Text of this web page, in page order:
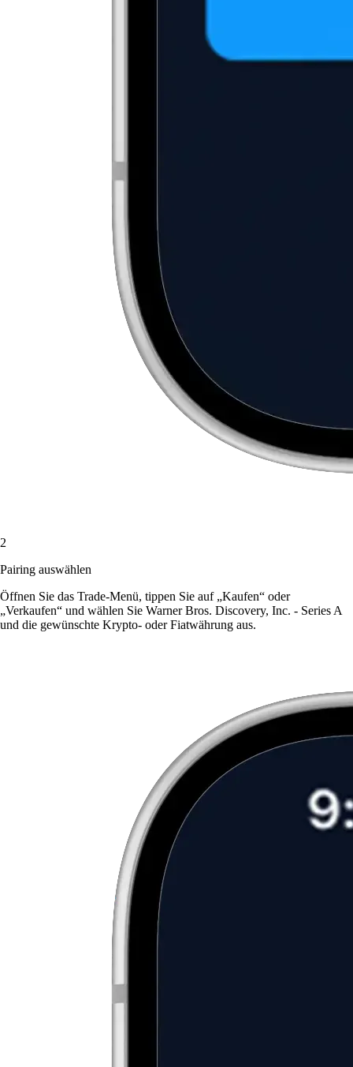
2
Pairing auswählen
Öffnen Sie das Trade-Menü, tippen Sie auf „Kaufen“ oder
„Verkaufen“ und wählen Sie Warner Bros. Discovery, Inc. - Series A
und die gewünschte Krypto- oder Fiatwährung aus.